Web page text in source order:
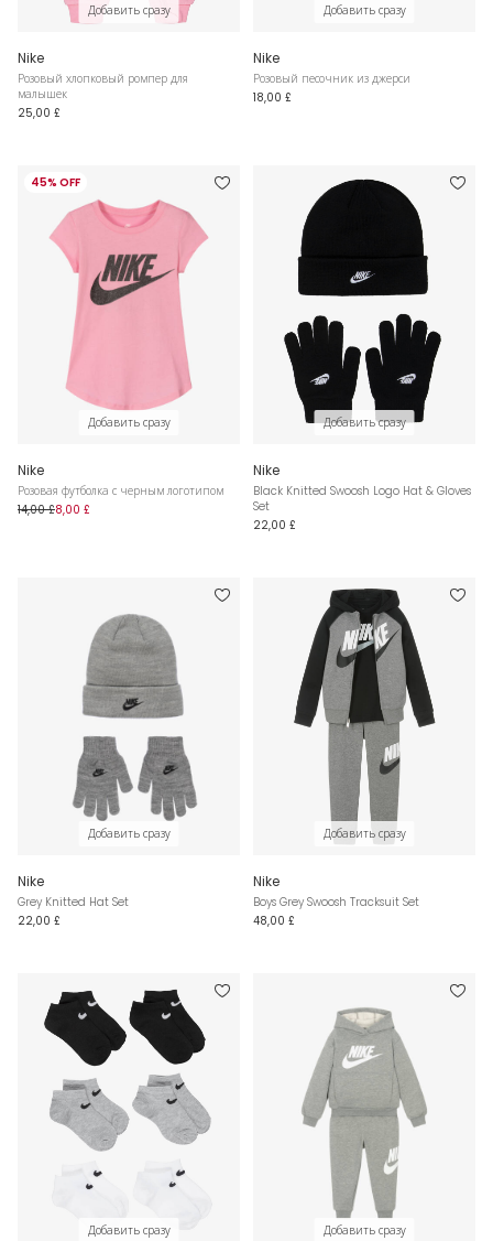
Добавить сразу
Nike
Розовый хлопковый ромпер для
малышек
25,00 £
Добавить сразу
Nike
Розовый песочник из джерси
18,00 £
45% OFF
Добавить сразу
Nike
Розовая футболка с черным логотипом
14,00 £8,00 £
Добавить сразу
Nike
Black Knitted Swoosh Logo Hat & Gloves
Set
22,00 £
Добавить сразу
Nike
Grey Knitted Hat Set
22,00 £
Добавить сразу
Nike
Boys Grey Swoosh Tracksuit Set
48,00 £
Добавить сразу Добавить сразу